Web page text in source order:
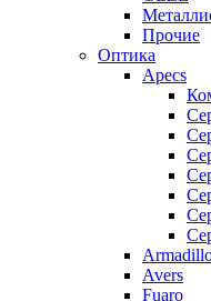
Прочие
Оптика
Apecs
Avers
Fuaro